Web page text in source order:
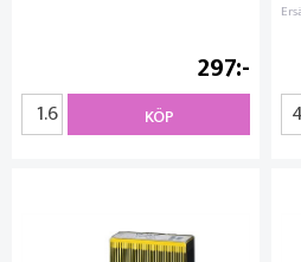
297
KÖP